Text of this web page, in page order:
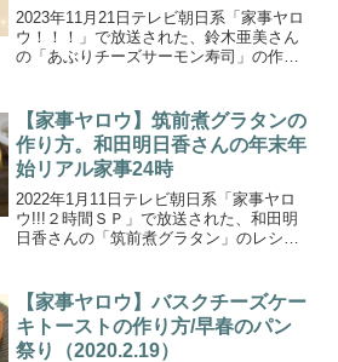
2023年11月21日テレビ朝日系「家事ヤロ
ウ！！！」で放送された、鈴木亜美さん
の「あぶりチーズサーモン寿司」の作り
はまりの激安お肉店”肉のハナマサ”で激安
食材選び＆...
【家事ヤロウ】筑前煮グラタンの
作り方。和田明日香さんの年末年
始リアル家事24時
2022年1月11日テレビ朝日系「家事ヤロ
ウ!!!２時間ＳＰ」で放送された、和田明
日香さんの「筑前煮グラタン」のレシ
で年末年始を完全のぞき見！★財前直見
の大分暮らし密...
【家事ヤロウ】バスクチーズケー
キトーストの作り方/早春のパン
祭り（2020.2.19）